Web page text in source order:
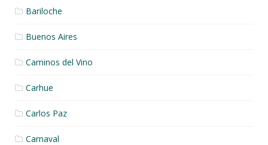
Bariloche
Buenos Aires
Caminos del Vino
Carhue
Carlos Paz
Carnaval